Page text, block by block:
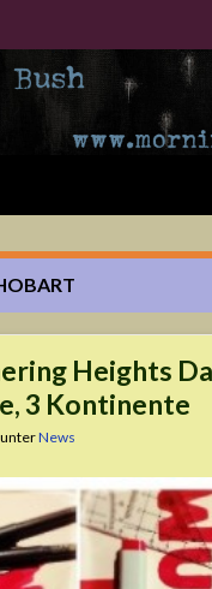
Heights
3 Kontinente
unterNews